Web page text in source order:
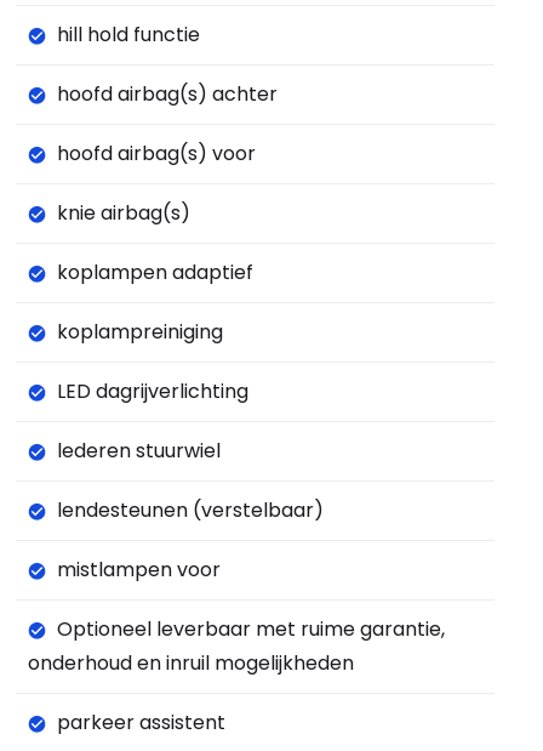
hill hold functie
hoofd airbag(s) achter
hoofd airbag(s) voor
knie airbag(s)
koplampen adaptief
koplampreiniging
LED dagrijverlichting
lederen stuurwiel
lendesteunen (verstelbaar)
mistlampen voor
Optioneel leverbaar met ruime garantie,
onderhoud en inruil mogelijkheden
parkeer assistent